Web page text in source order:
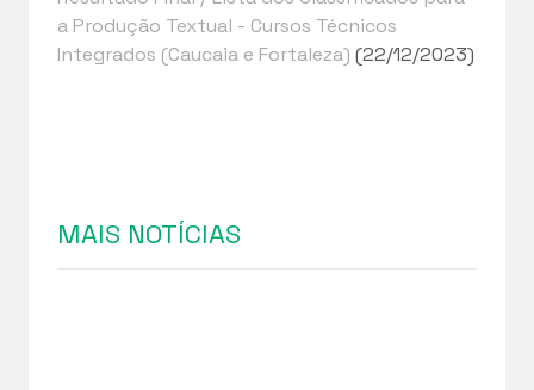
a Produção Textual - Cursos Técnicos
Integrados (Caucaia e Fortaleza) (22/12/2023)
MAIS NOTÍCIAS